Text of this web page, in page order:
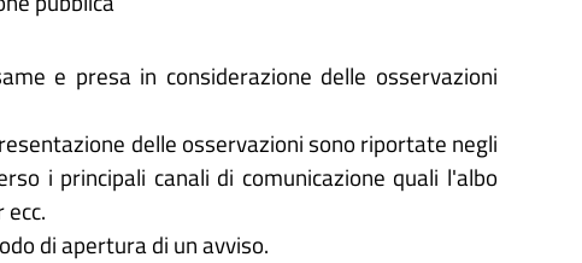
e presa in considerazione delle osservazioni
delle osservazioni sono riportate negli
i principali canali di comunicazione quali l'albo
di apertura di un avviso.